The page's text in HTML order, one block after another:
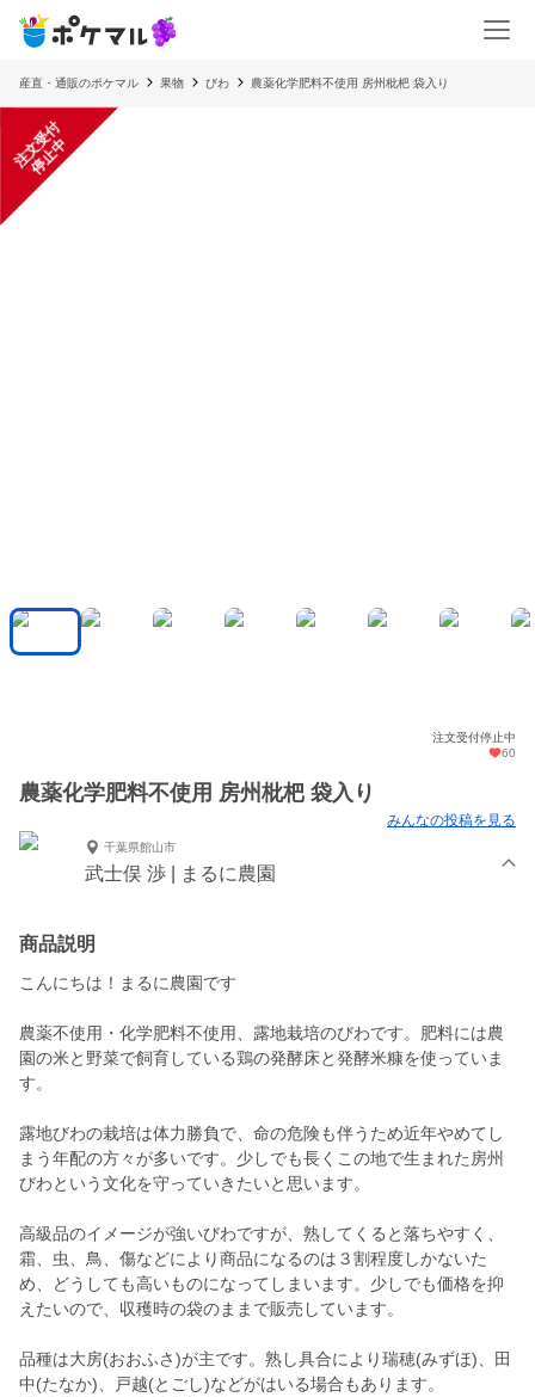
産直・通販のポケマル 果物 びわ 農薬化学肥料不使用 房州枇杷 袋入り
注
文
受
付
停
止
中
注文受付停止中
60
農薬化学肥料不使用 房州枇杷 袋入り
みんなの投稿を見る
千葉県館山市
武士俣 渉 | まるに農園
商品説明
こんにちは！まるに農園です
農薬不使用・化学肥料不使用、露地栽培のびわです。肥料には農
園の米と野菜で飼育している鶏の発酵床と発酵米糠を使っていま
す。
露地びわの栽培は体力勝負で、命の危険も伴うため近年やめてし
まう年配の方々が多いです。少しでも長くこの地で生まれた房州
びわという文化を守っていきたいと思います。
高級品のイメージが強いびわですが、熟してくると落ちやすく、
霜、虫、鳥、傷などにより商品になるのは３割程度しかないた
め、どうしても高いものになってしまいます。少しでも価格を抑
えたいので、収穫時の袋のままで販売しています。
品種は大房(おおふさ)が主です。熟し具合により瑞穂(みずほ)、田
中(たなか)、戸越(とごし)などがはいる場合もあります。